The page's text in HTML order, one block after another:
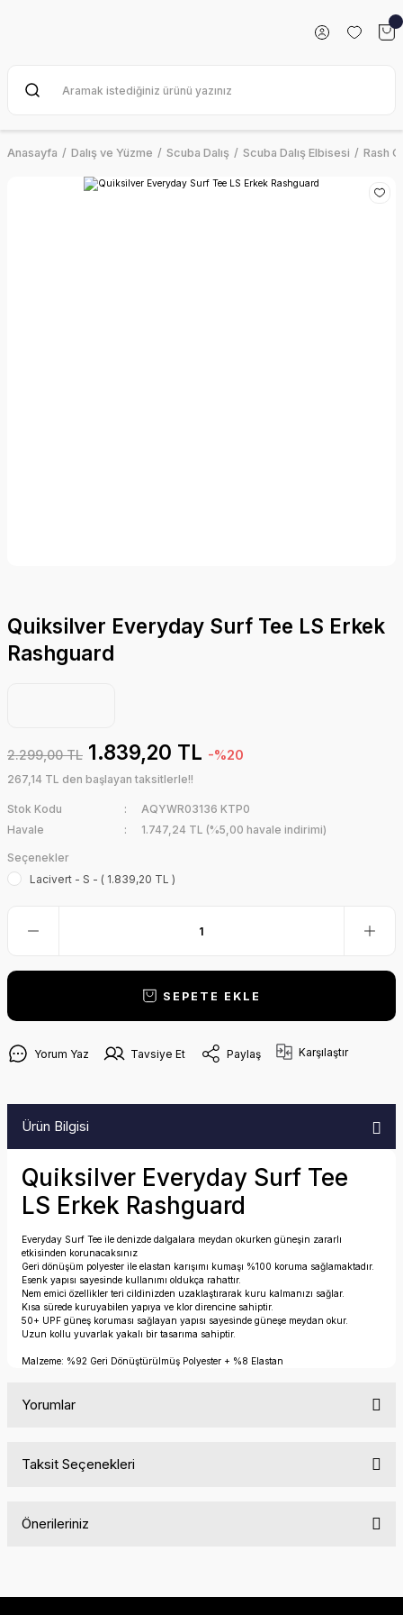
Anasayfa Dalış ve Yüzme Scuba Dalış Scuba Dalış Elbisesi Rash
Quiksilver Everyday Surf Tee LS Erkek
Rashguard
2.299,00 TL 1.839,20 TL -%20
267,14 TL den başlayan taksitlerle!!
Stok Kodu
AQYWR03136 KTP0
Havale
1.747,24 TL (%5,00 havale indirimi)
Seçenekler
Lacivert - S - ( 1.839,20 TL )
SEPETE EKLE
Yorum Yaz Tavsiye Et Paylaş Karşılaştır
Ürün Bilgisi
Quiksilver Everyday Surf Tee
LS Erkek Rashguard
Everyday Surf Tee ile denizde dalgalara meydan okurken güneşin zararlı
etkisinden korunacaksınız
Geri dönüşüm polyester ile elastan karışımı kumaşı %100 koruma sağlamaktadır.
Esenk yapısı sayesinde kullanımı oldukça rahattır.
Nem emici özellikler teri cildinizden uzaklaştırarak kuru kalmanızı sağlar.
Kısa sürede kuruyabilen yapıya ve klor direncine sahiptir.
50+ UPF güneş koruması sağlayan yapısı sayesinde güneşe meydan okur.
Uzun kollu yuvarlak yakalı bir tasarıma sahiptir.
Malzeme: %92 Geri Dönüştürülmüş Polyester + %8 Elastan
Yorumlar
Taksit Seçenekleri
Önerileriniz